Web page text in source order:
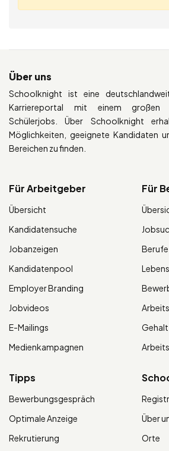
Über uns
Schoolknight ist eine
Karriereportal mit einem großen
Schülerjobs. Über Schoolknight
Möglichkeiten, geeignete Kandidaten
Bereichen zu finden.
Für Arbeitgeber
Übersicht
Kandidatensuche
Jobanzeigen
Kandidatenpool
Employer Branding
Jobvideos
E-Mailings
Medienkampagnen
Für
Berufe
Gehalt
Tipps
Bewerbungsgespräch
Optimale Anzeige
Rekrutierung
Über
Orte